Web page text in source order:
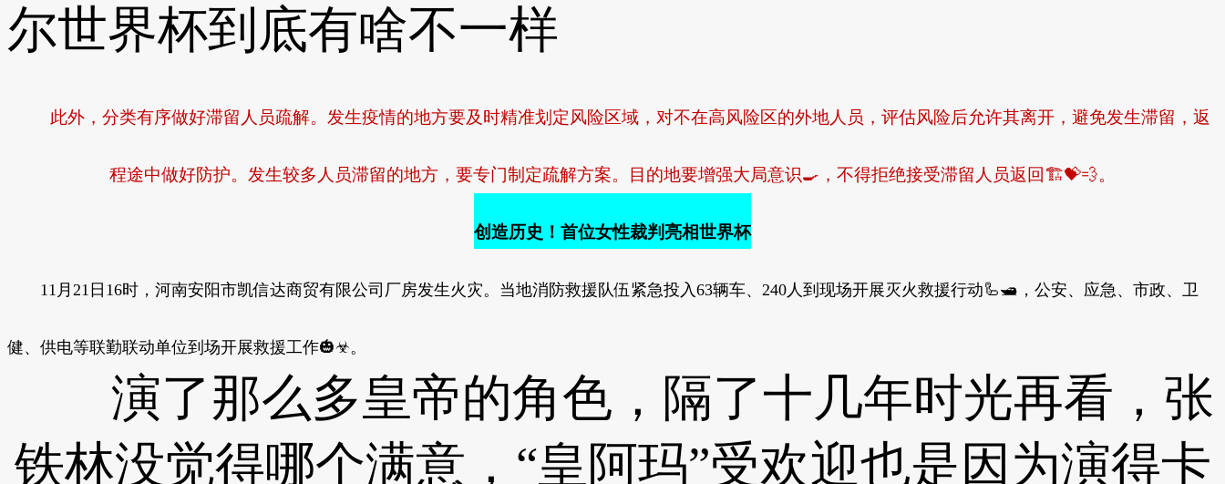
尔世界杯到底有啥不一样
此外，分类有序做好滞留人员疏解。发生疫情的地方要及时精准划定风险区域，对不在高风险区的外地人员，评估风险后允许其离开，避免发生滞留，返
程途中做好防护。发生较多人员滞留的地方，要专门制定疏解方案。目的地要增强大局意识🍳，不得拒绝接受滞留人员返回🏗💝💨。
创造历史！首位女性裁判亮相世界杯
11月21日16时，河南安阳市凯信达商贸有限公司厂房发生火灾。当地消防救援队伍紧急投入63辆车、240人到现场开展灭火救援行动🦾🛥，公安、应急、市政、卫
健、供电等联勤联动单位到场开展救援工作🎃☣。
演了那么多皇帝的角色，隔了十几年时光再看，张
铁林没觉得哪个满意，“皇阿玛”受欢迎也是因为演得卡